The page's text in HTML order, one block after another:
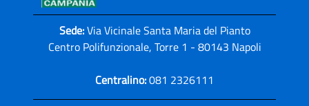
Sede:Via Vicinale Santa Maria del Pianto
Centro Polifunzionale, Torre 1 - 80143 Napoli
Centralino:081 2326111